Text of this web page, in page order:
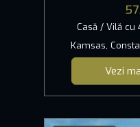
Casă / Vilă
Kamsas,
Vezi